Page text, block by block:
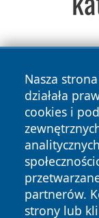
Nasza
działała
cookies i
partnerów.
strony lub
Copyright © 2026
zastrzeżone.
News Autorzy